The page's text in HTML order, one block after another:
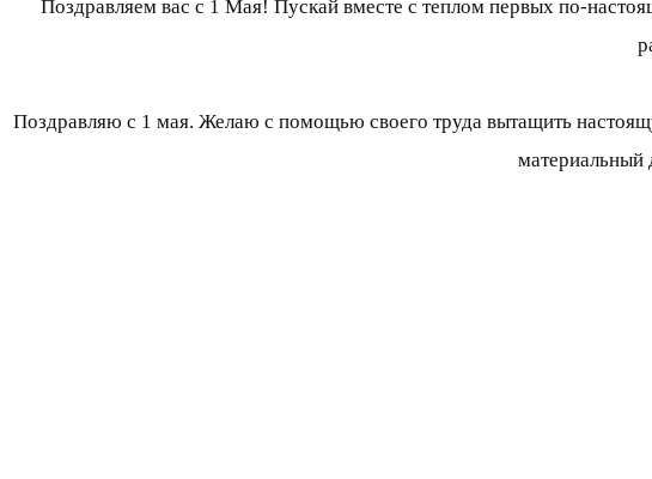
Поздравляем вас с 1 Мая! Пускай вместе с теплом первых по-
Поздравляю с 1 мая. Желаю с помощью своего труда вытащить
материальный